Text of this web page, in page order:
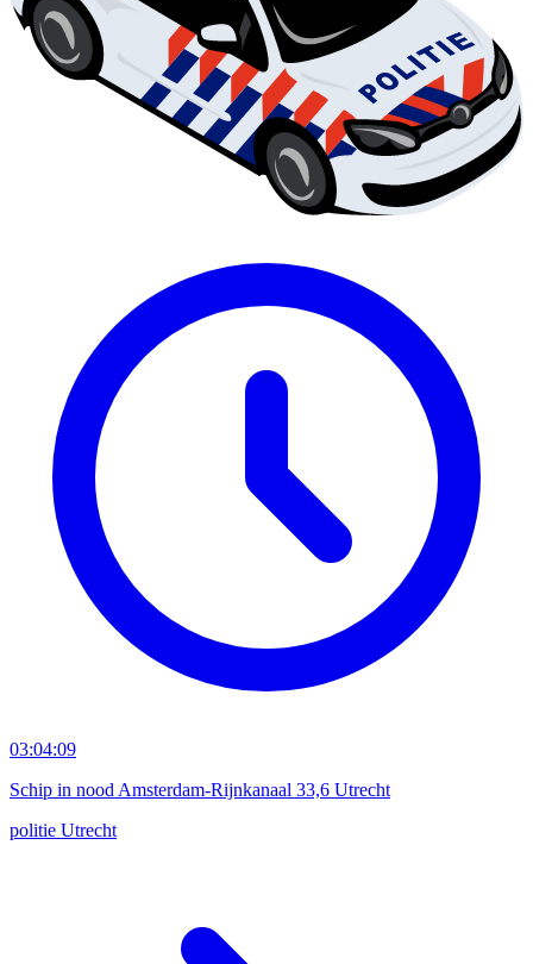
03:04:09
Schip in nood Amsterdam-Rijnkanaal 33,6 Utrecht
politie Utrecht